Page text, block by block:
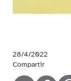
28/4/2022
Compartir